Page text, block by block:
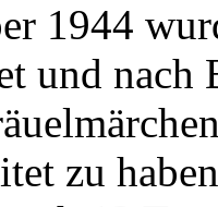
1944
und nach
zu